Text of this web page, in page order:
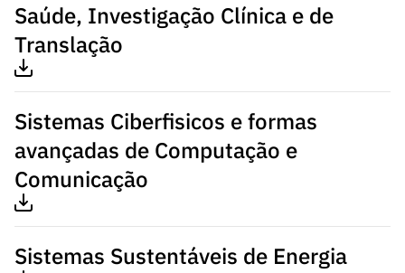
Saúde, Investigação Clínica e de
Translação
Sistemas Ciberfisicos e formas
avançadas de Computação e
Comunicação
Sistemas Sustentáveis de Energia